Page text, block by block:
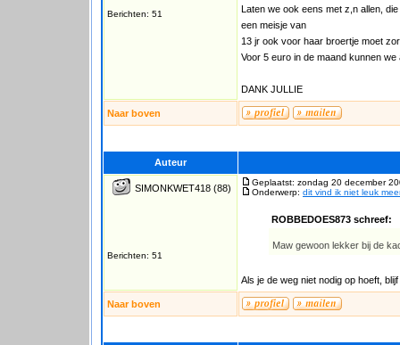
Berichten: 51
Laten we ook eens met z,n allen,
een meisje van
13 jr ook voor haar broertje moet
Voor 5 euro in de maand kunnen
DANK JULLIE
Naar boven
Auteur
SIMONKWET418 (88)
Berichten: 51
Geplaatst: zondag 20 december
Onderwerp: dit vind ik niet leuk
ROBBEDOES873 schreef:
Maw gewoon lekker bij de
Als je de weg niet nodig op hoeft,
Naar boven